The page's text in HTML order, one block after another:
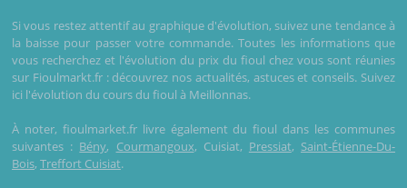
Si vous restez attentif au graphique d'évolution, suivez une tendance à
la baisse pour passer votre commande. Toutes les informations que
vous recherchez et l'évolution du prix du fioul chez vous sont réunies
sur Fioulmarkt.fr : découvrez nos actualités, astuces et conseils. Suivez
ici l'évolution du cours du fioul à Meillonnas.
À noter, fioulmarket.fr livre également du fioul dans les communes
suivantes : Bény, Courmangoux, Cuisiat, Pressiat, Saint-Étienne-Du-
Bois, Treffort Cuisiat.